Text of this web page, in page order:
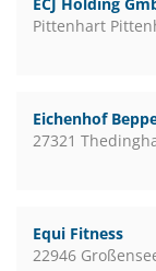
Pittenhart
Eichenhof
27321
Equi Fitness
22946